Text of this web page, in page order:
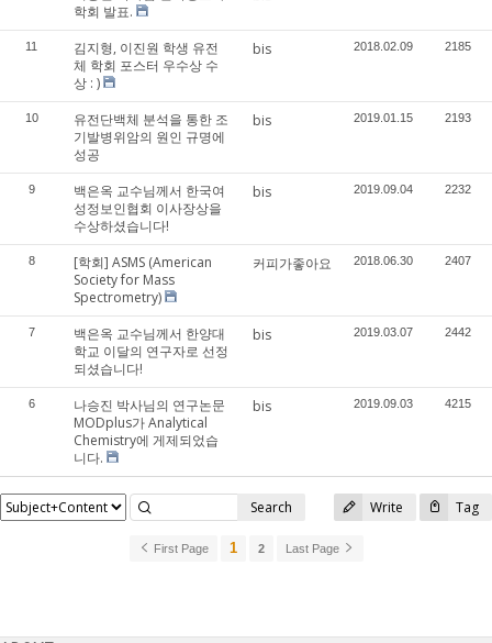
학회 발표.
11
김지형, 이진원 학생 유전
체 학회 포스터 우수상 수
상 : )
bis 2018.02.09 2185
10
유전단백체 분석을 통한 조
기발병위암의 원인 규명에
성공
bis 2019.01.15 2193
9
백은옥 교수님께서 한국여
성정보인협회 이사장상을
수상하셨습니다!
bis 2019.09.04 2232
8
[학회] ASMS (American
Society for Mass
Spectrometry)
커피가좋아요 2018.06.30 2407
7
백은옥 교수님께서 한양대
학교 이달의 연구자로 선정
되셨습니다!
bis 2019.03.07 2442
6
나승진 박사님의 연구논문
MODplus가 Analytical
Chemistry에 게제되었습
니다.
bis 2019.09.03 4215
Write Tag
Search
First Page 1 2 Last Page